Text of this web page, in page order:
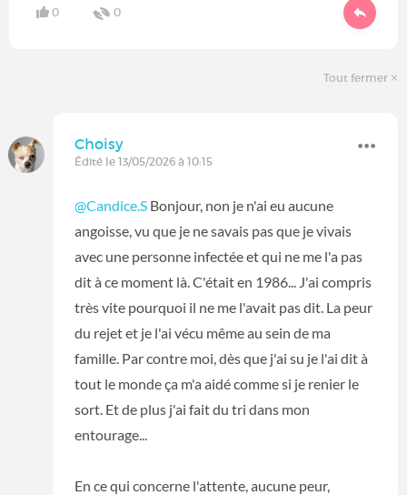
0 0
Tout fermer
Choisy
Édité le 13/05/2026 à 10:15
@Candice.S Bonjour, non je n'ai eu aucune
angoisse, vu que je ne savais pas que je vivais
avec une personne infectée et qui ne me l'a pas
dit à ce moment là. C'était en 1986... J'ai compris
très vite pourquoi il ne me l'avait pas dit. La peur
du rejet et je l'ai vécu même au sein de ma
famille. Par contre moi, dès que j'ai su je l'ai dit à
tout le monde ça m'a aidé comme si je renier le
sort. Et de plus j'ai fait du tri dans mon
entourage...
En ce qui concerne l'attente, aucune peur,